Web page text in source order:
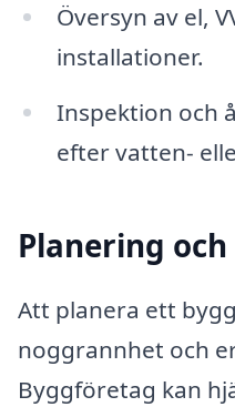
Översyn av el,
installationer.
Inspektion och
efter vatten-
Planering
Att planera ett
noggrannhet och
Byggföretag kan